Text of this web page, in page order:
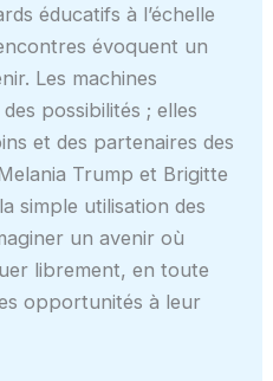
éducatifs à l’échelle
évoquent un
Les machines
possibilités ; elles
et des partenaires des
Trump et Brigitte
simple utilisation des
un avenir où
librement, en toute
opportunités à leur